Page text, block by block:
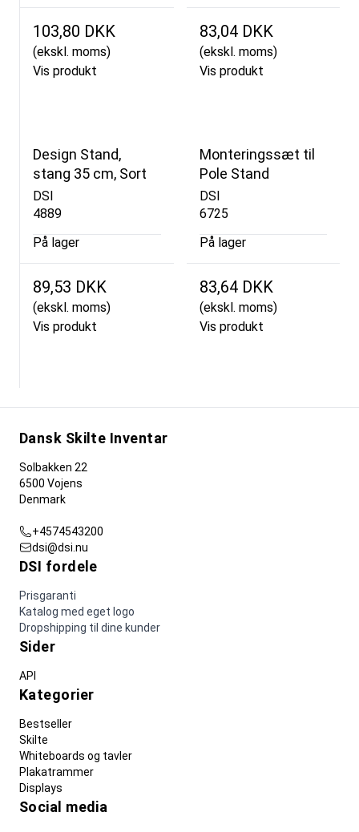
103,80 DKK
(ekskl. moms)
Vis produkt
83,04 DKK
(ekskl. moms)
Vis produkt
Design Stand,
stang 35 cm, Sort
DSI
4889
På lager
89,53 DKK
(ekskl. moms)
Vis produkt
Monteringssæt til
Pole Stand
DSI
6725
På lager
83,64 DKK
(ekskl. moms)
Vis produkt
Dansk Skilte Inventar
Solbakken 22
6500 Vojens
Denmark
+4574543200
dsi@dsi.nu
DSI fordele
Prisgaranti
Katalog med eget logo
Dropshipping til dine kunder
Sider
API
Kategorier
Bestseller
Skilte
Whiteboards og tavler
Plakatrammer
Displays
Social media